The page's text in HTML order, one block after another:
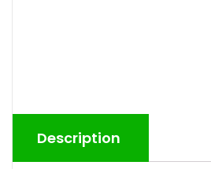
Description